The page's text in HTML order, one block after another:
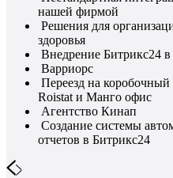
нашей фирмой
Решения для
здоровья
Внедрение Битрикс24
Варриорс
Переезд на
Roistat и Манго офис
Агентство Кинап
Создание системы
отчетов в Битрикс24